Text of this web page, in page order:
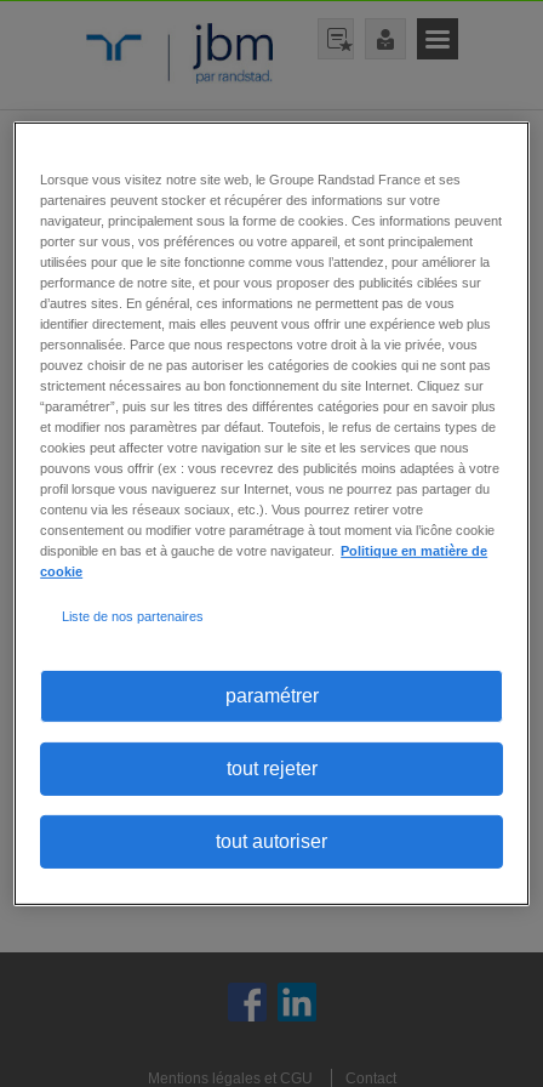
Toutes nos offres
d’emplois
à tous vos critères.
créer une alerte email
à ces critères, ouenvoyer votre candidature
candidature spontanée
créer une alerte
rechercher une offre
rechercher
Mentions légales et CGU Contact
Lorsque vous visitez notre site web, le Groupe Randstad France et ses
partenaires peuvent stocker et récupérer des informations sur votre
navigateur, principalement sous la forme de cookies. Ces informations peuvent
porter sur vous, vos préférences ou votre appareil, et sont principalement
utilisées pour que le site fonctionne comme vous l’attendez, pour améliorer la
performance de notre site, et pour vous proposer des publicités ciblées sur
d’autres sites. En général, ces informations ne permettent pas de vous
identifier directement, mais elles peuvent vous offrir une expérience web plus
personnalisée. Parce que nous respectons votre droit à la vie privée, vous
pouvez choisir de ne pas autoriser les catégories de cookies qui ne sont pas
strictement nécessaires au bon fonctionnement du site Internet. Cliquez sur
“paramétrer”, puis sur les titres des différentes catégories pour en savoir plus
et modifier nos paramètres par défaut. Toutefois, le refus de certains types de
cookies peut affecter votre navigation sur le site et les services que nous
pouvons vous offrir (ex : vous recevrez des publicités moins adaptées à votre
profil lorsque vous naviguerez sur Internet, vous ne pourrez pas partager du
contenu via les réseaux sociaux, etc.). Vous pourrez retirer votre
consentement ou modifier votre paramétrage à tout moment via l’icône cookie
disponible en bas et à gauche de votre navigateur.
Politique en matière de
cookie
Liste de nos partenaires
paramétrer
tout rejeter
tout autoriser